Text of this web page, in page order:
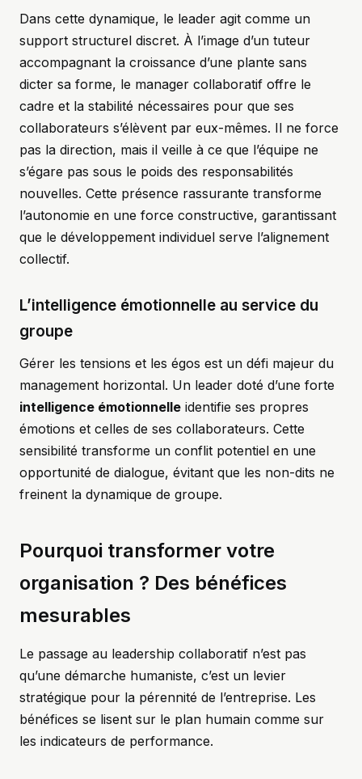
Dans cette dynamique, le leader agit comme un
support structurel discret. À l’image d’un tuteur
accompagnant la croissance d’une plante sans
dicter sa forme, le manager collaboratif offre le
cadre et la stabilité nécessaires pour que ses
collaborateurs s’élèvent par eux-mêmes. Il ne force
pas la direction, mais il veille à ce que l’équipe ne
s’égare pas sous le poids des responsabilités
nouvelles. Cette présence rassurante transforme
l’autonomie en une force constructive, garantissant
que le développement individuel serve l’alignement
collectif.
L’intelligence émotionnelle au service du
groupe
Gérer les tensions et les égos est un défi majeur du
management horizontal. Un leader doté d’une forte
intelligence émotionnelle identifie ses propres
émotions et celles de ses collaborateurs. Cette
sensibilité transforme un conflit potentiel en une
opportunité de dialogue, évitant que les non-dits ne
freinent la dynamique de groupe.
Pourquoi transformer votre
organisation ? Des bénéfices
mesurables
Le passage au leadership collaboratif n’est pas
qu’une démarche humaniste, c’est un levier
stratégique pour la pérennité de l’entreprise. Les
bénéfices se lisent sur le plan humain comme sur
les indicateurs de performance.